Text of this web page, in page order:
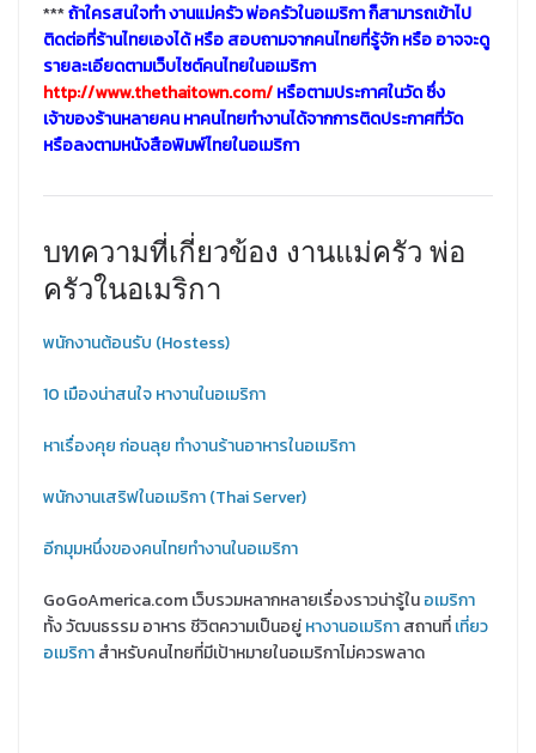
***ถ้าใครสนใจทำ งานแม่ครัว พ่อครัวในอเมริกา ก็สามารถเข้าไป
ติดต่อที่ร้านไทยเองได้ หรือ สอบถามจากคนไทยที่รู้จัก หรือ อาจจะดู
รายละเอียดตามเว็บไซต์คนไทยในอเมริกา
http://www.thethaitown.com/หรือตามประกาศในวัด ซึ่ง
เจ้าของร้านหลายคน หาคนไทยทำงานได้จากการติดประกาศที่วัด
หรือลงตามหนังสือพิมพ์ไทยในอเมริกา
บทความที่เกี่ยวข้อง งานแม่ครัว พ่อ
ครัวในอเมริกา
พนักงานต้อนรับ (Hostess)
10 เมืองน่าสนใจ หางานในอเมริกา
หาเรื่องคุย ก่อนลุย ทำงานร้านอาหารในอเมริกา
พนักงานเสริฟในอเมริกา (Thai Server)
อีกมุมหนึ่งของคนไทยทำงานในอเมริกา
GoGoAmerica.com เว็บรวมหลากหลายเรื่องราวน่ารู้ในอเมริกา
ทั้ง วัฒนธรรม อาหาร ชีวิตความเป็นอยู่หางานอเมริกาสถานที่เที่ยว
อเมริกาสำหรับคนไทยที่มีเป้าหมายในอเมริกาไม่ควรพลาด